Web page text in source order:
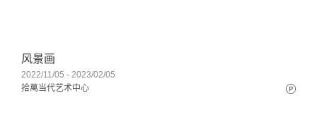
风景画
2022/11/05 - 2023/02/05
拾萬当代艺术中心